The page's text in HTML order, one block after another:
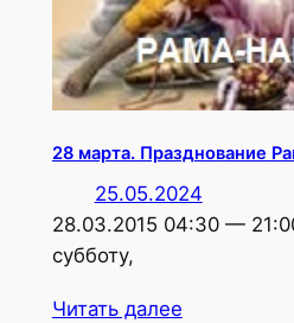
28 марта. Празднование
25.05.2024
28.03.2015 04:30 —
субботу,
Читать далее